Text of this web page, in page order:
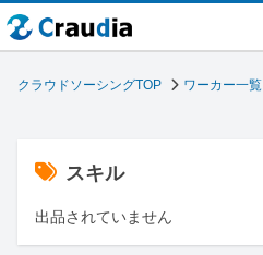
クラウドソーシングTOP ワーカー一覧
スキル
出品されていません